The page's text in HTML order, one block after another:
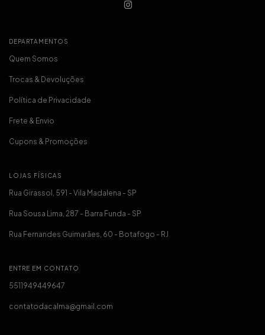
DEPARTAMENTOS
Quem Somos
Trocas & Devoluções
Política de Privacidade
Frete & Envio
Cupons & Promoções
LOJAS FÍSICAS
Rua Girassol, 591 - Vila Madalena - SP
Rua Sousa Lima, 287 - Barra Funda - SP
Rua Fernandes Guimarães, 60 - Botafogo - RJ
ENTRE EM CONTATO
5511949449647
contatodacalma@gmail.com